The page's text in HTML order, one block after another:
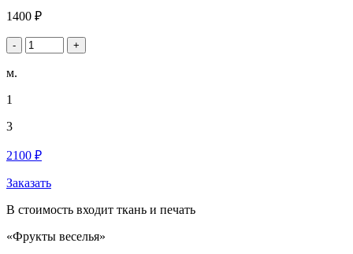
1400 ₽
- +
м.
1
3
2100 ₽
Заказать
В стоимость входит ткань и печать
«Фрукты веселья»